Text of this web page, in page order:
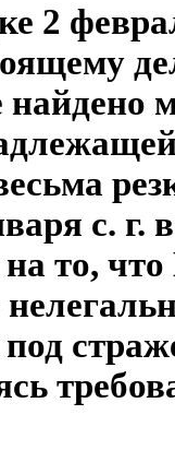
2
с. г.
то,